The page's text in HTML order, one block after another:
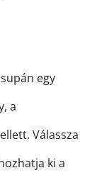
egy
a
Válassza
ki a